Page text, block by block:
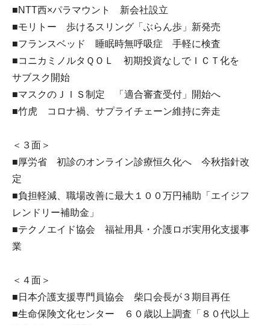
■NTT西×パラマウント 新会社設立
■モリトー 歩けるスリング「ぶらん歩」新発売
■フランスベッド 睡眠時無呼吸症 手軽に検査
■コニカミノルタＱＯＬ 初期投資なしでＩＣＴ化を
サブスク開始
■マスクのＪＩＳ制定 「適合審査受付」開始へ
■竹虎 コロナ禍、サプライチェーン維持に奔走
＜３面＞
■厚労省 初診のオンライン診療恒久化へ 今秋指針改
定
■負担軽減、職場改善に最大１００万円補助「エイジフ
レンドリー補助金」
■テクノエイド協会 福祉用具・介護ロボ実用化支援事
業
＜４面＞
■日本介護支援専門員協会 柴口会長が３期目再任
■生命保険文化センター ６０歳以上調査「８０代以上